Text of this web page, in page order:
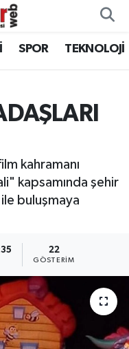
SPOR TEKNOLOJİ
kahramanı
kapsamında şehir
buluşmaya
22
GÖSTERIM
Fikstür